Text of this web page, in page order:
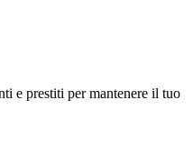
e prestiti per mantenere il tuo